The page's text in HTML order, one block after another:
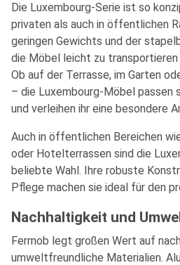
Die Luxembourg-Serie ist so
privaten als auch in öffentlichen
geringen Gewichts und der
die Möbel leicht zu
Ob auf der Terrasse, im Garten
– die Luxembourg-Möbel passen
und verleihen ihr eine besondere
Auch in öffentlichen Bereichen
oder Hotelterrassen sind die
beliebte Wahl. Ihre robuste
Pflege machen sie ideal für den
Nachhaltigkeit und
Fermob legt großen Wert auf
umweltfreundliche Materialien.